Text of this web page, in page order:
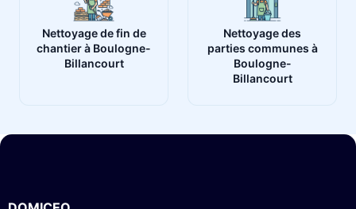
Nettoyage de fin de
chantier à Boulogne-
Billancourt
Nettoyage des
parties communes à
Boulogne-
Billancourt